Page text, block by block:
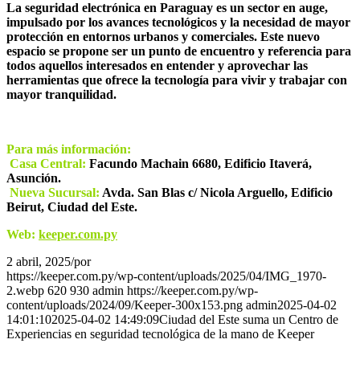
La seguridad electrónica en Paraguay es un sector en auge,
impulsado por los avances tecnológicos y la necesidad de mayor
protección en entornos urbanos y comerciales. Este nuevo
espacio se propone ser un punto de encuentro y referencia para
todos aquellos interesados en entender y aprovechar las
herramientas que ofrece la tecnología para vivir y trabajar con
mayor tranquilidad.
Para más información:
Casa Central: Facundo Machain 6680, Edificio Itaverá,
Asunción.
Nueva Sucursal: Avda. San Blas c/ Nicola Arguello, Edificio
Beirut, Ciudad del Este.
Web: keeper.com.py
2 abril, 2025/por
https://keeper.com.py/wp-content/uploads/2025/04/IMG_1970-
2.webp 620 930 admin https://keeper.com.py/wp-
content/uploads/2024/09/Keeper-300x153.png admin2025-04-02
14:01:102025-04-02 14:49:09Ciudad del Este suma un Centro de
Experiencias en seguridad tecnológica de la mano de Keeper